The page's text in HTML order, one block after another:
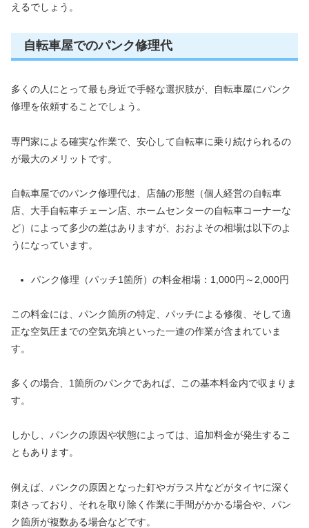
えるでしょう。
自転車屋でのパンク修理代
多くの人にとって最も身近で手軽な選択肢が、自転車屋にパンク
修理を依頼することでしょう。
専門家による確実な作業で、安心して自転車に乗り続けられるの
が最大のメリットです。
自転車屋でのパンク修理代は、店舗の形態（個人経営の自転車
店、大手自転車チェーン店、ホームセンターの自転車コーナーな
ど）によって多少の差はありますが、おおよその相場は以下のよ
うになっています。
パンク修理（パッチ1箇所）の料金相場：1,000円～2,000円
この料金には、パンク箇所の特定、パッチによる修復、そして適
正な空気圧までの空気充填といった一連の作業が含まれていま
す。
多くの場合、1箇所のパンクであれば、この基本料金内で収まりま
す。
しかし、パンクの原因や状態によっては、追加料金が発生するこ
ともあります。
例えば、パンクの原因となった釘やガラス片などがタイヤに深く
刺さっており、それを取り除く作業に手間がかかる場合や、パン
ク箇所が複数ある場合などです。